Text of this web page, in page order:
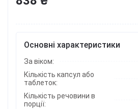
Основні характеристики
За віком:
Кількість капсул або
таблеток:
Кількість речовини в
порції: